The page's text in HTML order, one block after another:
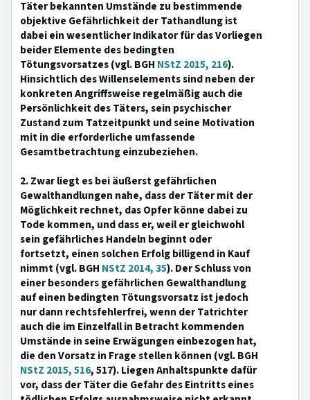
Täter bekannten Umstände zu bestimmende
objektive Gefährlichkeit der Tathandlung ist
dabei ein wesentlicher Indikator für das Vorliegen
beider Elemente des bedingten
Tötungsvorsatzes (vgl. BGH NStZ 2015, 216).
Hinsichtlich des Willenselements sind neben der
konkreten Angriffsweise regelmäßig auch die
Persönlichkeit des Täters, sein psychischer
Zustand zum Tatzeitpunkt und seine Motivation
mit in die erforderliche umfassende
Gesamtbetrachtung einzubeziehen.
2. Zwar liegt es bei äußerst gefährlichen
Gewalthandlungen nahe, dass der Täter mit der
Möglichkeit rechnet, das Opfer könne dabei zu
Tode kommen, und dass er, weil er gleichwohl
sein gefährliches Handeln beginnt oder
fortsetzt, einen solchen Erfolg billigend in Kauf
nimmt (vgl. BGH NStZ 2014, 35). Der Schluss von
einer besonders gefährlichen Gewalthandlung
auf einen bedingten Tötungsvorsatz ist jedoch
nur dann rechtsfehlerfrei, wenn der Tatrichter
auch die im Einzelfall in Betracht kommenden
Umstände in seine Erwägungen einbezogen hat,
die den Vorsatz in Frage stellen können (vgl. BGH
NStZ 2015, 516, 517). Liegen Anhaltspunkte dafür
vor, dass der Täter die Gefahr des Eintritts eines